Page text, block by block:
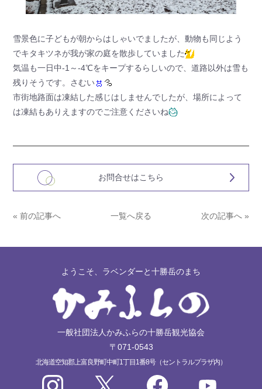
雪景色に子どもが朝からはしゃいでましたが、動物も同じよう
でキタキツネが我が家の庭を散歩していました
気温も一日中-1～-4℃をキープするらしいので、道路以外は雪も
残りそうです。さむい
市街地路面は凍結した感じはしませんでしたが、場所によって
は凍結もありえますのでご注意くださいね
お問合せはこちら
« 前の記事へ 一覧へ戻る 次の記事へ »
ようこそ、ラベンダーと十勝岳のまち
一般社団法人かみふらの十勝岳観光協会
〒071-0543
北海道空知郡上富良野町中町1丁目1番8号（セントラルプラザ内）